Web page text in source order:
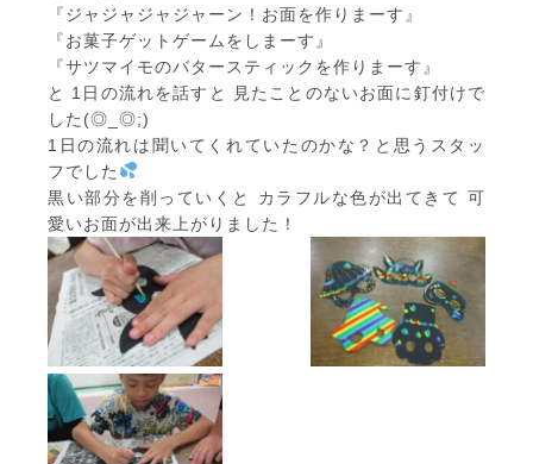
『ジャジャジャジャーン！お面を作りまーす』
『お菓子ゲットゲームをしまーす』
『サツマイモのバタースティックを作りまーす』
と 1日の流れを話すと 見たことのないお面に釘付けで
した(◎_◎;)
1日の流れは聞いてくれていたのかな？と思うスタッ
フでした
黒い部分を削っていくと カラフルな色が出てきて 可
愛いお面が出来上がりました！